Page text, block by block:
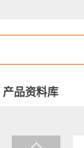
产品资料库